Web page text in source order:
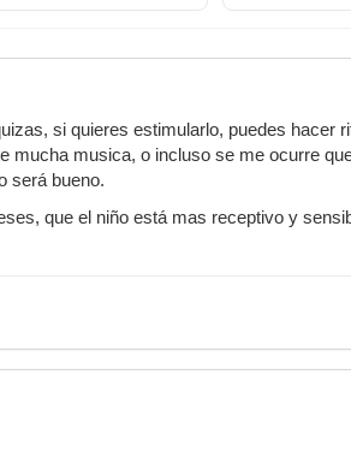
si quieres estimularlo, puedes hacer
mucha musica, o incluso se me ocurre
será bueno.
que el niño está mas receptivo y